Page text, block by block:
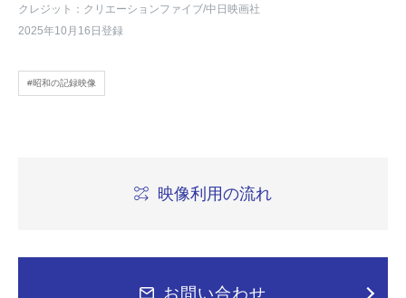
クレジット：クリエーションファイブ/中日映画社
2025年10月16日登録
#昭和の記録映像
映像利用の流れ
お問い合わせ